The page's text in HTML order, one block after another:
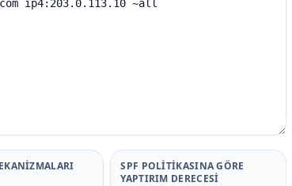
SPF POLITIKASINA GÖRE
YAPTIRIM DERECESI